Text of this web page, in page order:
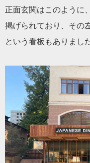
正面玄関はこのように
掲げられており、その
という看板もありまし